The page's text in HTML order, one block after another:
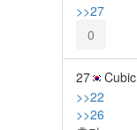
>>27
0
27
>>22
>>26